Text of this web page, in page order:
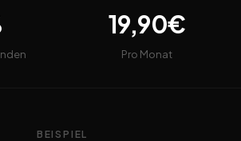
19,90€
Pro Monat
BEISPIEL